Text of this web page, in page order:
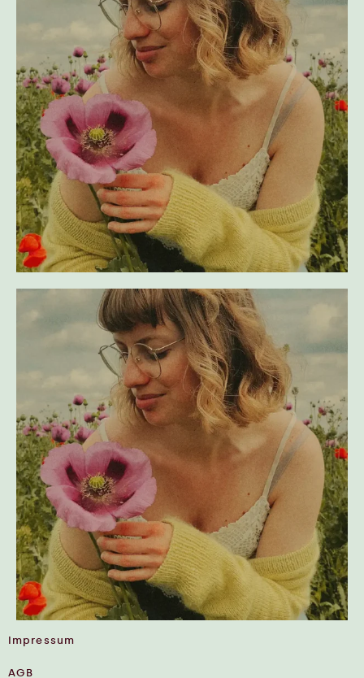
Impressum
AGB